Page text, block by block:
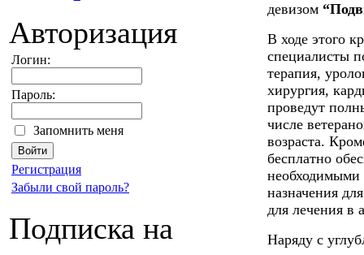
Авторизация
Логин:
Пароль:
Запомнить меня
Регистрация
Забыли свой пароль?
Подписка на
девизом
В ходе этого
специалисты
терапия,
хирургия,
проведут
числе
возраста.
бесплатно
необходимыми
назначения
для лечения в
Наряду с